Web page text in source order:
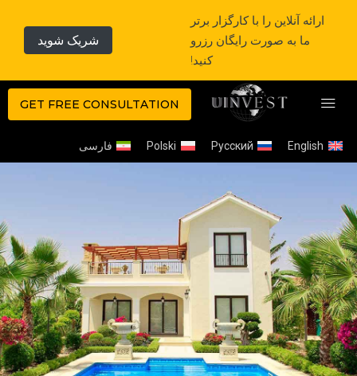
ارائه آنلاین را با کارگزار برتر
ما به صورت رایگان رزرو
کنید!
شریک شوید
GET FREE CONSULTATION
English
Русский
Polski فارسی